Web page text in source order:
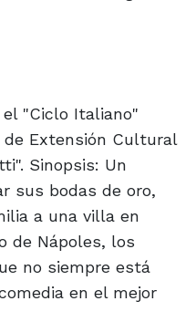
"Ciclo Italiano"
de Extensión Cultural
Sinopsis: Un
sus bodas de oro,
a una villa en
de Nápoles, los
no siempre está
en el mejor